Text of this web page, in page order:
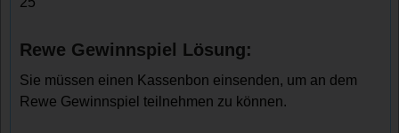
Rewe Gewinnspiel Lösung:
Sie müssen einen Kassenbon einsenden, um an dem
Rewe Gewinnspiel teilnehmen zu können.